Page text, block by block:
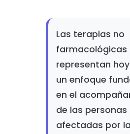
Las terapias no
farmacológicas
representan
un enfoque
en el
de las personas
afectadas por la